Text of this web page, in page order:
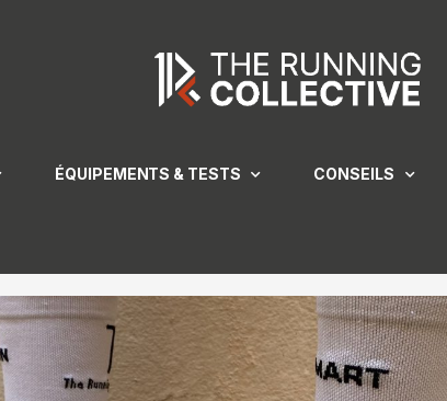
ÉQUIPEMENTS & TESTS CONSEILS